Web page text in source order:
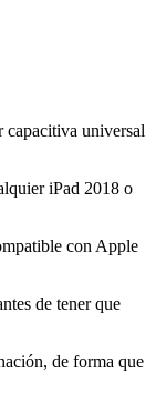
capacitiva universal
iPad 2018 o
con Apple
de tener que
de forma que